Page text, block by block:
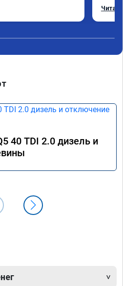
работы
рекомендую
Арман
40 TDI 2.0 дизель и